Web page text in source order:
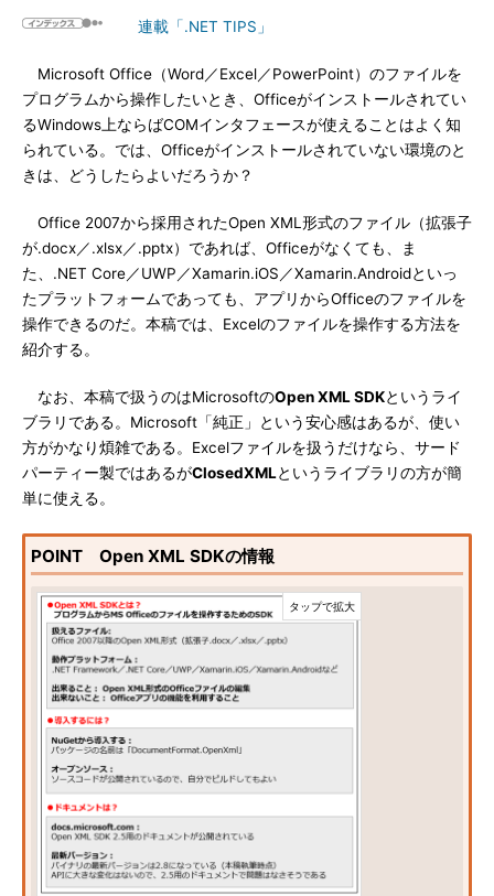
連載「.NET TIPS」
Microsoft Office（Word／Excel／PowerPoint）のファイルを
プログラムから操作したいとき、Officeがインストールされてい
るWindows上ならばCOMインタフェースが使えることはよく知
られている。では、Officeがインストールされていない環境のと
きは、どうしたらよいだろうか？
Office 2007から採用されたOpen XML形式のファイル（拡張子
が.docx／.xlsx／.pptx）であれば、Officeがなくても、ま
た、.NET Core／UWP／Xamarin.iOS／Xamarin.Androidといっ
たプラットフォームであっても、アプリからOfficeのファイルを
操作できるのだ。本稿では、Excelのファイルを操作する方法を
紹介する。
なお、本稿で扱うのはMicrosoftのOpen XML SDKというライ
ブラリである。Microsoft「純正」という安心感はあるが、使い
方がかなり煩雑である。Excelファイルを扱うだけなら、サード
パーティー製ではあるがClosedXMLというライブラリの方が簡
単に使える。
POINT Open XML SDKの情報